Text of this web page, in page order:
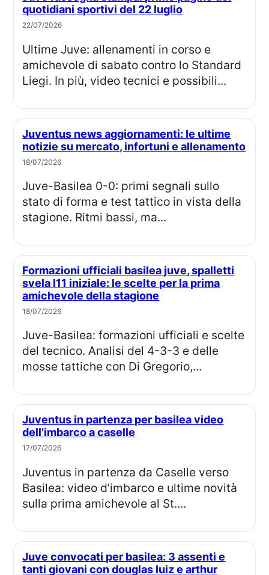
quotidiani sportivi del 22 luglio
22/07/2026
Ultime Juve: allenamenti in corso e
amichevole di sabato contro lo Standard
Liegi. In più, video tecnici e possibili...
Juventus news aggiornamenti: le ultime
notizie su mercato, infortuni e allenamento
18/07/2026
Juve-Basilea 0-0: primi segnali sullo
stato di forma e test tattico in vista della
stagione. Ritmi bassi, ma...
Formazioni ufficiali basilea juve, spalletti
svela l11 iniziale: le scelte per la prima
amichevole della stagione
18/07/2026
Juve-Basilea: formazioni ufficiali e scelte
del tecnico. Analisi del 4-3-3 e delle
mosse tattiche con Di Gregorio,...
Juventus in partenza per basilea video
dell’imbarco a caselle
17/07/2026
Juventus in partenza da Caselle verso
Basilea: video d’imbarco e ultime novità
sulla prima amichevole al St....
Juve convocati per basilea: 3 assenti e
tanti giovani con douglas luiz e arthur